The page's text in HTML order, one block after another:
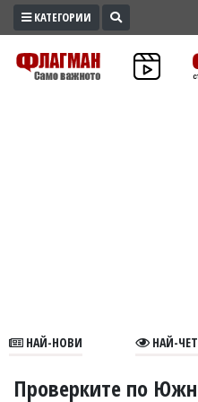
ПРОМО
ЗОНА
В
КАТЕГОРИИ
НАЙ-НОВИ НАЙ-
Проверките по